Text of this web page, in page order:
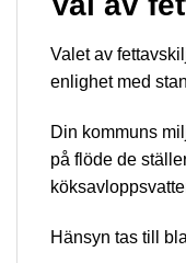
Valet av
enlighet med
Din kommuns
på flöde de
Hänsyn tas till